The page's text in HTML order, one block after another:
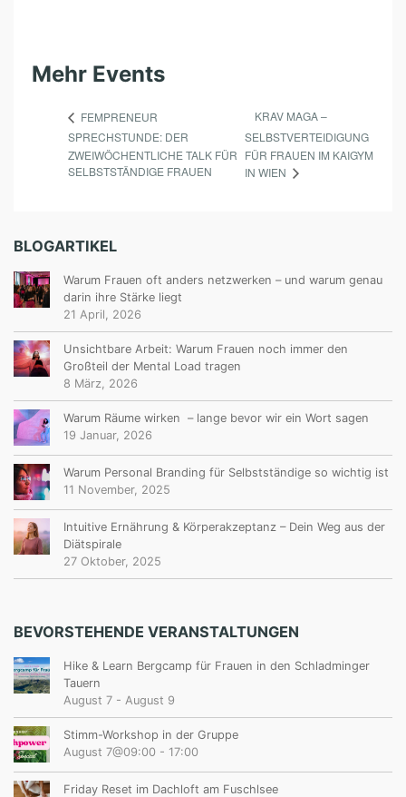
Mehr Events
FEMPRENEUR
SPRECHSTUNDE: DER
ZWEIWÖCHENTLICHE TALK FÜR
SELBSTSTÄNDIGE FRAUEN
KRAV MAGA –
SELBSTVERTEIDIGUNG
FÜR FRAUEN IM KAIGYM
IN WIEN
BLOGARTIKEL
Warum Frauen oft anders netzwerken – und warum genau
darin ihre Stärke liegt
21 April, 2026
Unsichtbare Arbeit: Warum Frauen noch immer den
Großteil der Mental Load tragen
8 März, 2026
Warum Räume wirken – lange bevor wir ein Wort sagen
19 Januar, 2026
Warum Personal Branding für Selbstständige so wichtig ist
11 November, 2025
Intuitive Ernährung & Körperakzeptanz – Dein Weg aus der
Diätspirale
27 Oktober, 2025
BEVORSTEHENDE VERANSTALTUNGEN
Hike & Learn Bergcamp für Frauen in den Schladminger
Tauern
August 7 - August 9
Stimm-Workshop in der Gruppe
August 7@09:00 - 17:00
Friday Reset im Dachloft am Fuschlsee